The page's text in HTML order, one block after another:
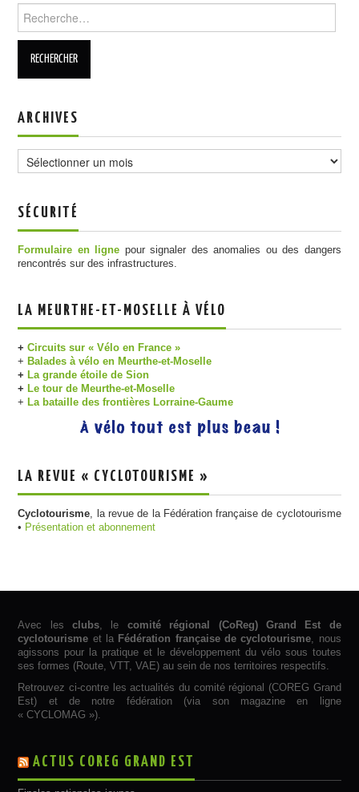
ARCHIVES
SÉCURITÉ
Formulaire en ligne pour signaler des anomalies ou des dangers
rencontrés sur des infrastructures.
LA MEURTHE-ET-MOSELLE À VÉLO
+Circuits sur « Vélo en France »
+ Balades à vélo en Meurthe-et-Moselle
+ La grande étoile de Sion
+ Le tour de Meurthe-et-Moselle
+ La bataille des frontières Lorraine-Gaume
LA REVUE « CYCLOTOURISME »
Cyclotourisme, la revue de la Fédération française de cyclotourisme
• Présentation et abonnement
Avec lesclubs, le comité régional (CoReg) Grand Est de
cyclotourisme et la Fédération française de cyclotourisme, nous
agissons pour la pratique et le développement du vélo sous toutes
ses formes (Route, VTT, VAE) au sein de nos territoires respectifs.
Retrouvez ci-contre les actualités du comité régional (COREG Grand
Est) et de notre fédération (via son magazine en ligne
« CYCLOMAG »).
ACTUS COREG GRAND EST